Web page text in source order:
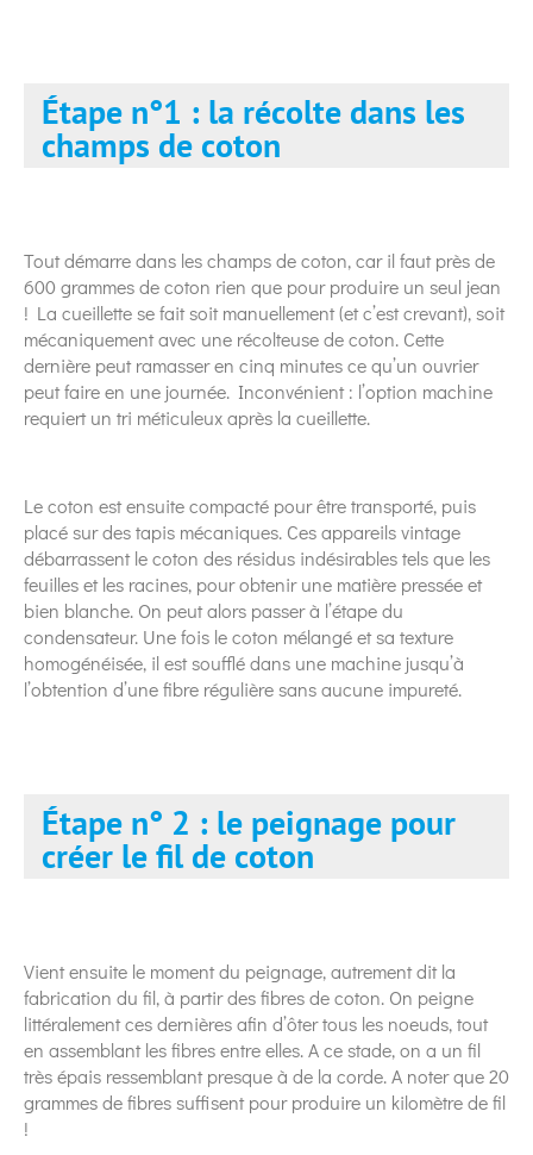
Étape n°1 : la récolte dans les
champs de coton
Tout démarre dans les champs de coton, car il faut près de
600 grammes de coton rien que pour produire un seul jean
! La cueillette se fait soit manuellement (et c’est crevant), soit
mécaniquement avec une récolteuse de coton. Cette
dernière peut ramasser en cinq minutes ce qu’un ouvrier
peut faire en une journée. Inconvénient : l’option machine
requiert un tri méticuleux après la cueillette.
Le coton est ensuite compacté pour être transporté, puis
placé sur des tapis mécaniques. Ces appareils vintage
débarrassent le coton des résidus indésirables tels que les
feuilles et les racines, pour obtenir une matière pressée et
bien blanche. On peut alors passer à l’étape du
condensateur. Une fois le coton mélangé et sa texture
homogénéisée, il est soufflé dans une machine jusqu’à
l’obtention d’une fibre régulière sans aucune impureté.
Étape n° 2 : le peignage pour
créer le fil de coton
Vient ensuite le moment du peignage, autrement dit la
fabrication du fil, à partir des fibres de coton. On peigne
littéralement ces dernières afin d’ôter tous les noeuds, tout
en assemblant les fibres entre elles. A ce stade, on a un fil
très épais ressemblant presque à de la corde. A noter que 20
grammes de fibres suffisent pour produire un kilomètre de fil
!